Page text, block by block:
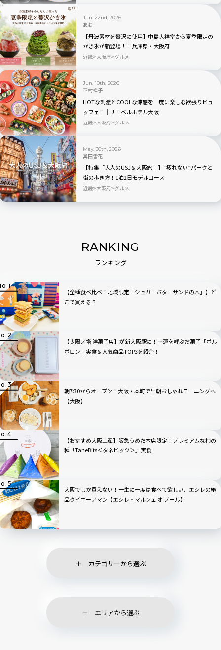
Jun. 22nd, 2026
あお
【丹波素材を贅沢に使用】中島大祥堂から夏季限定の
かき氷が新登場！｜兵庫県・大阪府
近畿 大阪府 グルメ
Jun. 10th, 2026
下村祥子
HOTな刺激とCOOLな涼感を一度に楽しむ欲張りビュ
ッフェ！｜リーベルホテル大阪
近畿 大阪府 グルメ
May. 30th, 2026
其田雪花
【特集「大人のUSJ＆大阪旅」】“疲れない”パークと
街の歩き方！1泊2日モデルコース
近畿 大阪府 グルメ
RANKING
ランキング
【全種食べ比べ！地域限定「シュガーバターサンドの木」】ど
こで買える？
【太陽ノ塔 洋菓子店】が新大阪駅に！幸運を呼ぶお菓子「ポル
ボロン」実食＆人気商品TOP3を紹介！
朝7:30からオープン！大阪・本町で早朝おしゃれモーニングへ
【大阪】
【おすすめ大阪土産】阪急うめだ本店限定！プレミアムな柿の
種「TaneBits＜タネビッツ＞」実食
大阪でしか買えない！一生に一度は食べて欲しい、エシレの絶
品クイニーアマン【エシレ・マルシェ オ ブール】
カテゴリーから選ぶ
エリアから選ぶ